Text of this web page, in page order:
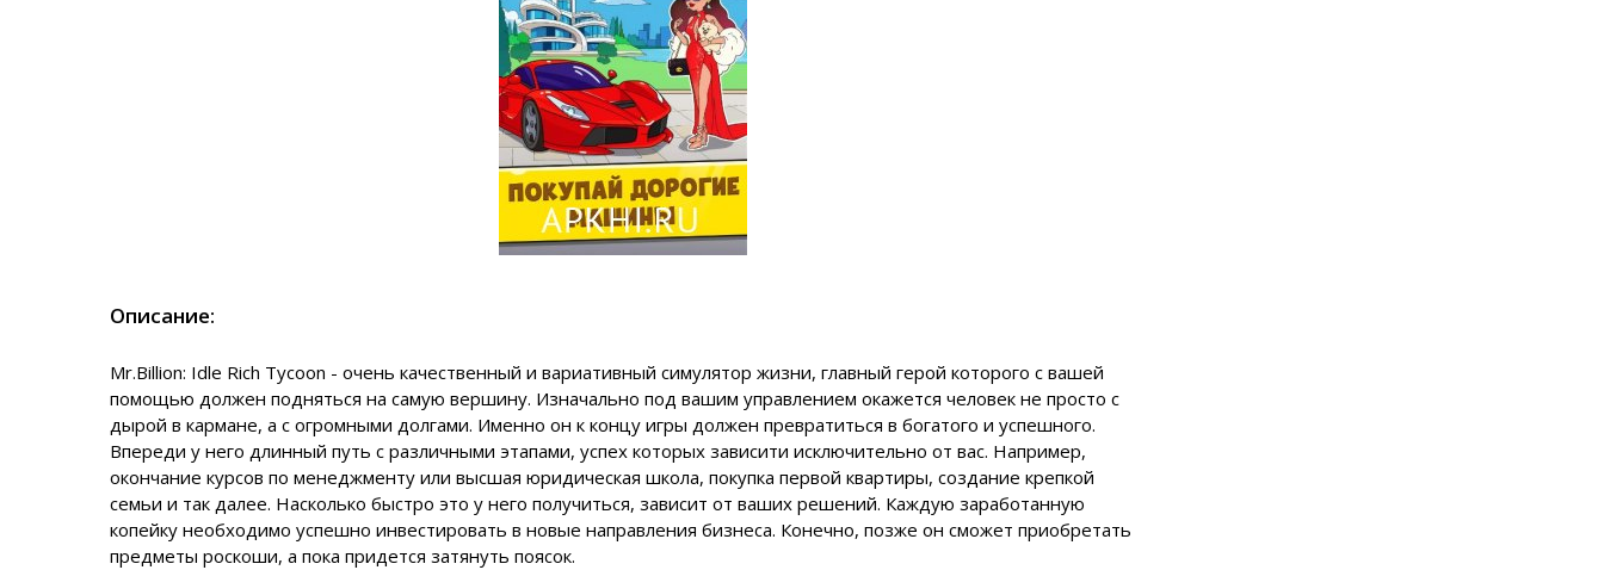
Описание:
Mr.Billion: Idle Rich Tycoon - очень качественный и вариативный симулятор жизни, главный герой которого с вашей
помощью должен подняться на самую вершину. Изначально под вашим управлением окажется человек не просто с
дырой в кармане, а с огромными долгами. Именно он к концу игры должен превратиться в богатого и успешного.
Впереди у него длинный путь с различными этапами, успех которых зависити исключительно от вас. Например,
окончание курсов по менеджменту или высшая юридическая школа, покупка первой квартиры, создание крепкой
семьи и так далее. Насколько быстро это у него получиться, зависит от ваших решений. Каждую заработанную
копейку необходимо успешно инвестировать в новые направления бизнеса. Конечно, позже он сможет приобретать
предметы роскоши, а пока придется затянуть поясок.